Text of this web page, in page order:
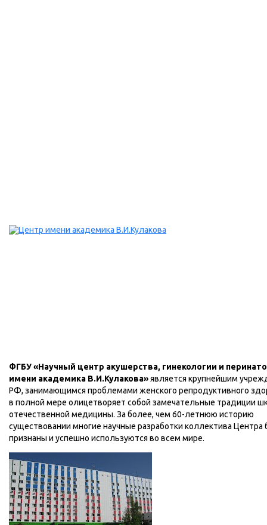
ФГБУ «Научный центр акушерства, гинекологии и
имени академика В.И.Кулакова»является крупнейшим
РФ, занимающимся проблемами женского репродуктивного
в полной мере олицетворяет собой замечательные традиции
отечественной медицины. За более, чем 60-летнюю историю
существовании многие научные разработки коллектива Центра
признаны и успешно используются во всем мире.